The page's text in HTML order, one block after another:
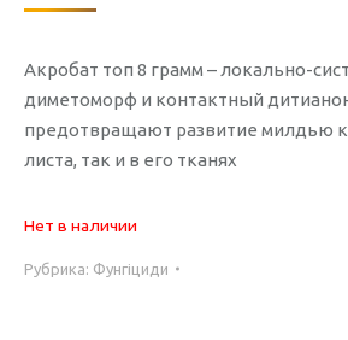
Акробат топ 8 грамм – локально-
диметоморф и контактный
предотвращают развитие милдью
листа, так и в его тканях
Нет в наличии
Рубрика: Фунгіциди